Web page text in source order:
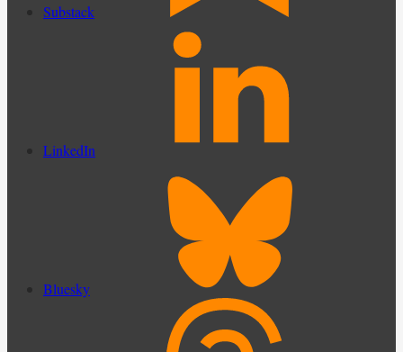
Substack
LinkedIn
Bluesky